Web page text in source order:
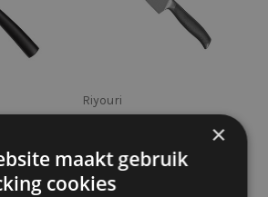
Riyouri
€55.95
×
maakt gebruik
cookies